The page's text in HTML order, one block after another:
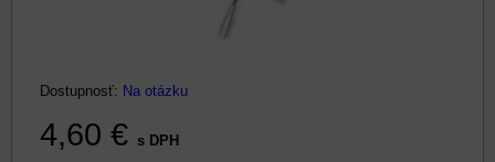
Dostupnosť: Na otázku
4,60 € s DPH